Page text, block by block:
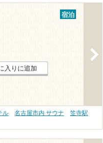
宿泊
入りに追加
ル 名古屋市内 サウナ
笠寺駅